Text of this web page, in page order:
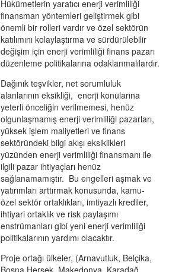
Hükümetlerin yaratıcı enerji verimliliği
finansman yöntemleri geliştirmek gibi
önemli bir rolleri vardır ve özel sektörün
katılımını kolaylaştırma ve sürdürülebilir
değişim için enerji verimliliği finans pazarı
düzenleme politikalarına odaklanmalılardır.
Dağınık teşvikler, net sorumluluk
alanlarının eksikliği, enerji konularına
yeterli önceliğin verilmemesi, henüz
olgunlaşmamış enerji verimliliği pazarları,
yüksek işlem maliyetleri ve finans
sektöründeki bilgi akışı eksiklikleri
yüzünden enerji verimliliği finansmanı ile
ilgili pazar ihtiyaçları henüz
sağlanamamıştır. Bu engelleri aşmak ve
yatırımları arttırmak konusunda, kamu-
özel sektör ortaklıkları, imtiyazlı krediler,
ihtiyari ortaklık ve risk paylaşımı
enstrümanları gibi yeni enerji verimliliği
politikalarının yardımı olacaktır.
Proje ortağı ülkeler, (Arnavutluk, Belçika,
Bosna Hersek, Makedonya, Karadağ,